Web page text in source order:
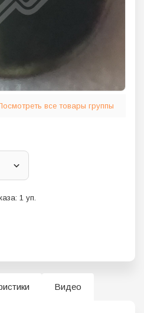
все товары группы
1 уп.
Видео